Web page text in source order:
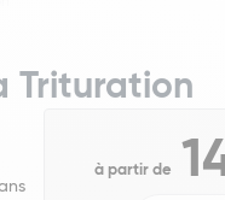
Trituration
à partir de